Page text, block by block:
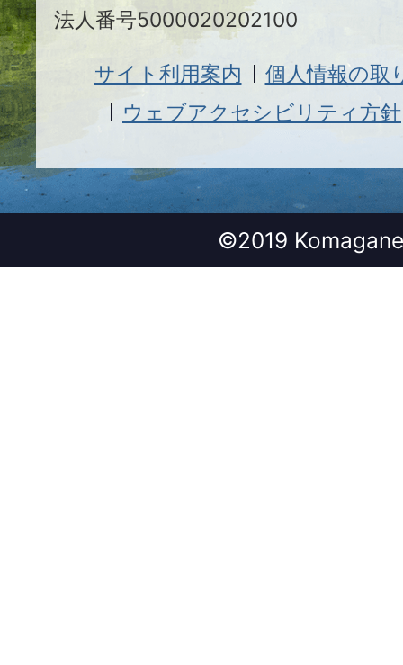
法人番号5000020202100
サイト利用案内
個人情報の取
ウェブアクセシビリティ方針
©2019